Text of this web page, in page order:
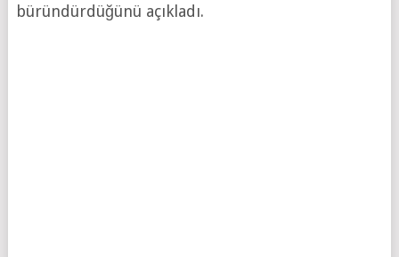
büründürdüğünü açıkladı.